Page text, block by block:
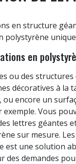
en structure
polystyrène
en
ou des
décoratives à la
encore un
Vous
lettres géantes
sur mesure.
une solution
des demandes